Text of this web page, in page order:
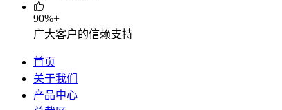
90%+
广大客户的信赖支持
首页
关于我们
产品中心